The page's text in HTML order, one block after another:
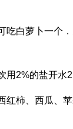
吃白萝卜一个
用2%的盐开水
红柿、西瓜、